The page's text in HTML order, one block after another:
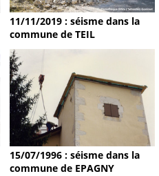
11/11/2019 : séisme dans la
commune de TEIL
15/07/1996 : séisme dans la
commune de EPAGNY